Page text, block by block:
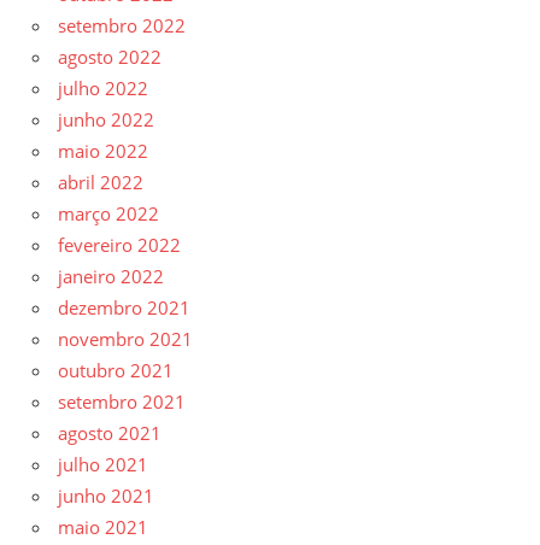
setembro 2022
agosto 2022
julho 2022
junho 2022
maio 2022
abril 2022
março 2022
fevereiro 2022
janeiro 2022
dezembro 2021
novembro 2021
outubro 2021
setembro 2021
agosto 2021
julho 2021
junho 2021
maio 2021